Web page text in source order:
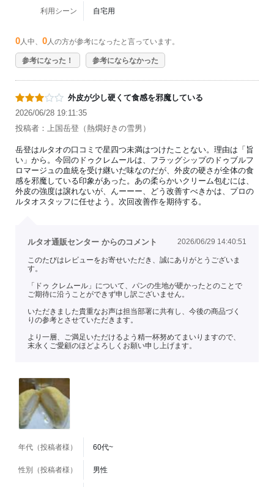
利用シーン 自宅用
0 人中、 0 人の方が参考になったと言っています。
参考になった！ 参考にならなかった
外皮が少し硬くて食感を邪魔している
2026/06/28 19:11:35
投稿者：上国岳登（熱燗好きの雪男）
岳登はルタオの口コミで星四つ未満はつけたことない。理由は「旨
い」から。今回のドゥクレムールは、フラッグシップのドゥブルフ
ロマージュの血統を受け継いだ味なのだが、外皮の硬さが全体の食
感を邪魔している印象があった。あの柔らかいクリーム包むには、
外皮の強度は譲れないが、んーーー、どう改善すべきかは、プロの
ルタオスタッフに任せよう。次回改善作を期待する。
ルタオ通販センター からのコメント 2026/06/29 14:40:51
このたびはレビューをお寄せいただき、誠にありがとうございま
す。
「ドゥ クレムール」について、パンの生地が硬かったとのことで
ご期待に沿うことができず申し訳ございません。
いただきました貴重なお声は担当部署に共有し、今後の商品づく
りの参考とさせていただきます。
より一層、ご満足いただけるよう精一杯努めてまいりますので、
末永くご愛顧のほどよろしくお願い申し上げます。
年代（投稿者様） 60代~
性別（投稿者様） 男性